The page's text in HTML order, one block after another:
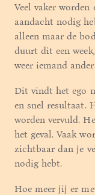
Veel vaker
aandacht nodig
alleen maar de
duurt dit een
weer iemand
Dit vindt het ego
en snel resultaat.
worden vervuld.
het geval. Vaak
zichtbaar dan je
nodig hebt.
Hoe meer jij er